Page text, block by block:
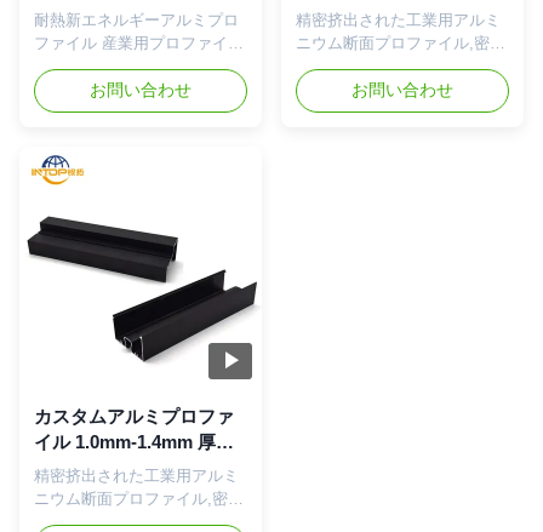
により,ロボット保護装置や鉄
道輸送システムに簡単に...
テムに簡単に組み立てること
ができます. 製品仕...
面プロファイル
耐熱新エネルギーアルミプロ
ファイル 産業用プロファイル
腐食防止機械機器部品 高温耐
性と優れた伝導性を持つ精密
挤出された工業用アルミニウ
ネル支架と自動化機器のフレ
ームのために特別に設計され
(±0).1mm) と耐磨性のある表
面により優れた性能が得られ
ます 製品概要 環境に優しい
リサイクル可能なアルミプロ
ファイル 鉄道輸送車両構造や
産業用用途のために設計され
た高耐性で優れた防火性能を
標準のアルミニウム材料で製
造互換性のあるアクセサリー
道輸送システムに簡単に組み
立てることができます. ...
お問い合わせ
ルミニウムエクストルー
ションプロファイル
精密挤出された工業用アルミ
ニウム断面プロファイル,密度
の高い容量 (±0.1mm) と耐磨
性のある表面,自動化機器の枠
用 工業用プロファイル 耐磨
お問い合わせ
カスタムアルミプロファ
イル 1.0mm-1.4mm 厚さ
建築用アルミ押出材
精密挤出された工業用アルミ
ニウム断面プロファイル,密度
の高い容量 (±0.1mm) と耐磨